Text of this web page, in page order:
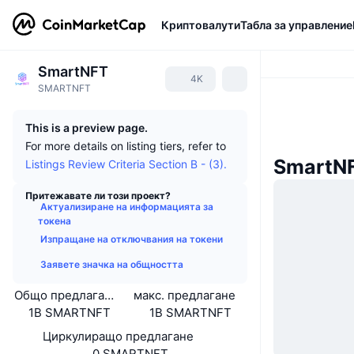
КриптовалутиТабла за управление
SmartNFT
SMARTNFT
4K
This is a preview page.
For more details on listing tiers, refer to
Listings Review Criteria Section B - (3).
Притежавате ли този проект?
Актуализиране на информацията за
токена
Изпращане на отключвания на токени
Заявете значка на общността
Общо предлагане
1B SMARTNFT
макс. предлагане
1B SMARTNFT
Циркулиращо предлагане